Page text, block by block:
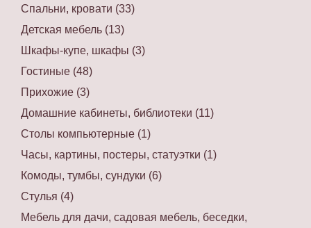
Спальни, кровати (33)
Детская мебель (13)
Шкафы-купе, шкафы (3)
Гостиные (48)
Прихожие (3)
Домашние кабинеты, библиотеки (11)
Столы компьютерные (1)
Часы, картины, постеры, статуэтки (1)
Комоды, тумбы, сундуки (6)
Стулья (4)
Мебель для дачи, садовая мебель, беседки,